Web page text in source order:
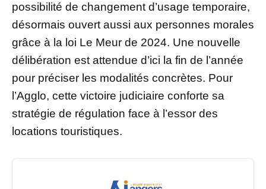
possibilité de changement d’usage temporaire,
désormais ouvert aussi aux personnes morales
grâce à la loi Le Meur de 2024. Une nouvelle
délibération est attendue d’ici la fin de l’année
pour préciser les modalités concrètes. Pour
l’Agglo, cette victoire judiciaire conforte sa
stratégie de régulation face à l’essor des
locations touristiques.